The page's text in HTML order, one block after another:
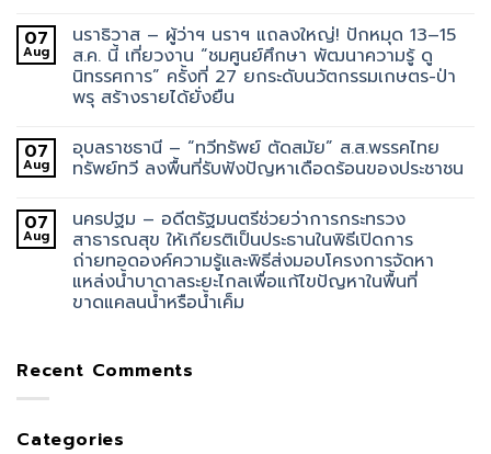
07
Aug
นราธิวาส – ผู้ว่าฯ นราฯ แถลงใหญ่! ปักหมุด 13–15
ส.ค. นี้ เที่ยวงาน “ชมศูนย์ศึกษา พัฒนาความรู้ ดู
นิทรรศการ” ครั้งที่ 27 ยกระดับนวัตกรรมเกษตร-ป่า
พรุ สร้างรายได้ยั่งยืน
07
Aug
อุบลราชธานี – “ทวีทรัพย์ ตัดสมัย” ส.ส.พรรคไทย
ทรัพย์ทวี ลงพื้นที่รับฟังปัญหาเดือดร้อนของประชาชน
07
Aug
นครปฐม – อดีตรัฐมนตรีช่วยว่าการกระทรวง
สาธารณสุข ให้เกียรติเป็นประธานในพิธีเปิดการ
ถ่ายทอดองค์ความรู้และพิธีส่งมอบโครงการจัดหา
แหล่งน้ำบาดาลระยะไกลเพื่อแก้ไขปัญหาในพื้นที่
ขาดแคลนน้ำหรือน้ำเค็ม
Recent Comments
Categories